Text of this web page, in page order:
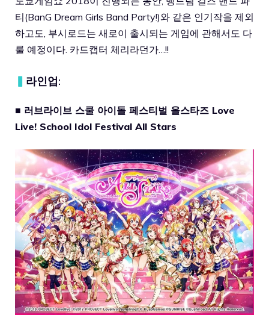
티(BanG Dream Girls Band Party!)와 같은 인기작을 제외
하고도, 부시로드는 새로이 출시되는 게임에 관해서도 다
룰 예정이다. 카드캡터 체리라던가…!!
▍ 라인업:
■ 러브라이브 스쿨 아이돌 페스티벌 올스타즈 Love
Live! School Idol Festival All Stars